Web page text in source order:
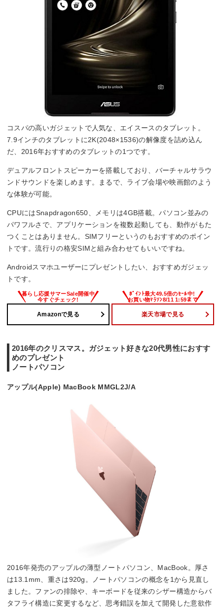
コスパの高いガジェットで人気な、エイスースのタブレット。
7.9インチのタブレットに2K(2048×1536)の解像度を詰め込ん
だ、2016年おすすめのタブレットの1つです。
デュアルフロントスピーカーを搭載しており、バーチャルサラウ
ンドサウンドを楽しめます。まるで、ライブ会場や映画館のよう
な体験が可能。
CPUにはSnapdragon650、メモリは4GB搭載。パソコン並みの
パワフルさで、アプリケーションを複数起動しても、動作がもた
つくことはありません。SIMフリーというのもおすすめのポイン
トです。流行りの格安SIMと組み合わせてもいいですね。
Androidスマホユーザーにプレゼントしたい、おすすめガジェッ
トです。
Amazonで見る 楽天市場で見る
2016年のクリスマス。ガジェット好きな20代男性におすす
めのプレゼント
ノートパソコン
アップル(Apple) MacBook MMGL2J/A
2016年発売のアップルの薄型ノートパソコン、MacBook。厚さ
は13.1mm、重さは920g。ノートパソコンの概念を1から見直し
ました。ファンの排除や、キーボードを従来のシザー構造からバ
タフライ構造に変更するなど、思考錯誤を加えて開発した意欲作